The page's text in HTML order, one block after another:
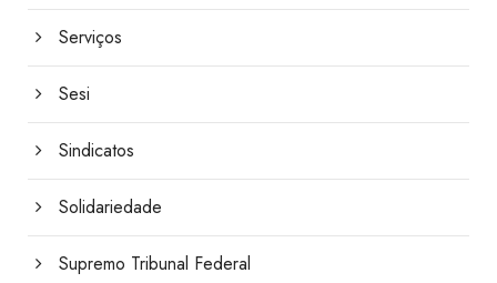
Serviços
Sesi
Sindicatos
Solidariedade
Supremo Tribunal Federal